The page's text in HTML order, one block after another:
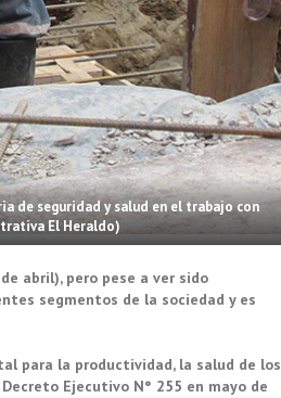
de seguridad y salud en el trabajo con
El Heraldo)
abril), pero pese a ver sido
segmentos de la sociedad y es
para la productividad, la salud de los
Ejecutivo N° 255 en mayo de